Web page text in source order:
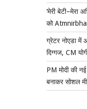
‘मेरी बेटी–मेरा
को
ग्रेटर नोएडा
दिग्गज, CM
PM मोदी की
बनाकर सोशल